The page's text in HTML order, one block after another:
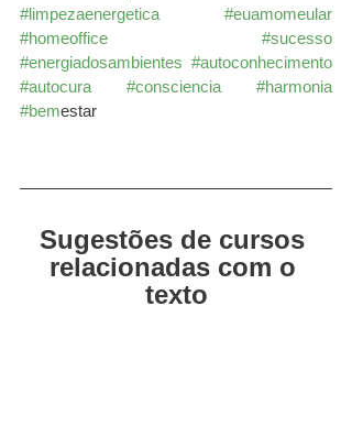
#limpezaenergetica
#euamomeular
#homeoffice
#sucesso
#energiadosambientes #autoconhecimento
#autocura
#consciencia
#harmonia
#bemestar
Sugestões de cursos
relacionadas com o
texto